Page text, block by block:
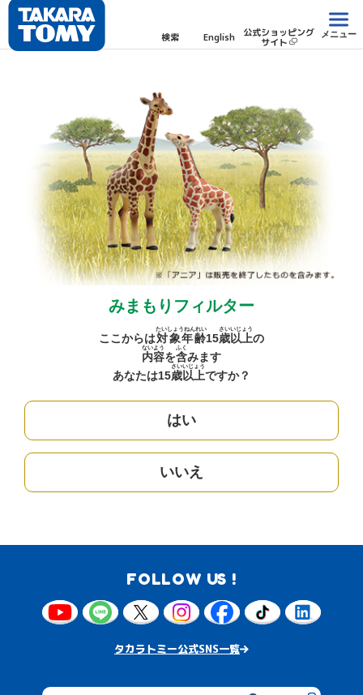
検索 English 公式ショッピング
サイト
メニュー
みまもりフィルター
ここからは対象年齢
たいしょうねんれい
15歳
さい
以上
いじょう
の
内容
ないよう
を含
ふく
みます
あなたは15歳
さい
以上
いじょう
ですか？
はい
いいえ
FOLLOW US !
タカラトミー公式SNS一覧